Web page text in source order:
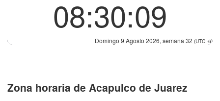
08:30:09
Domingo 9 Agosto 2026, semana 32 (UTC -6)
Zona horaria de Acapulco de Juarez